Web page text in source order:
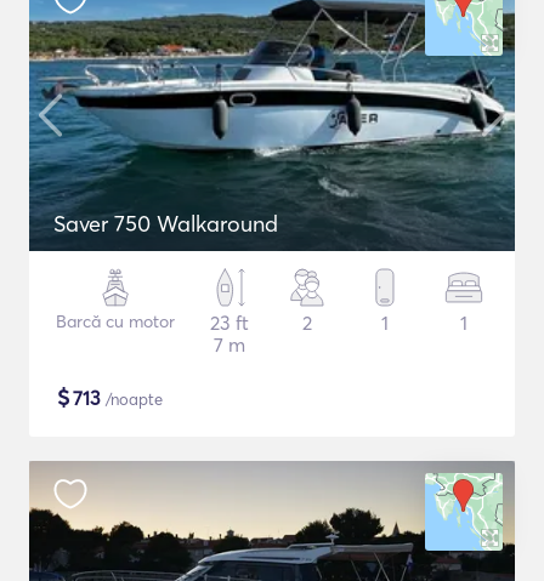
Saver 750 Walkaround
Barcă cu motor
23 ft
7 m
2 1 1
$713 /noapte